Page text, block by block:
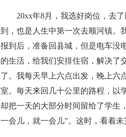
20xx年8月，我选好岗位，去
到，也是人生中第一次去顺河镇。
报到后，准备回县城，但是电车没
的生活，给我们安排住宿，解决了
了。我每天早上六点出发，晚上六
室。每天来回几十公里的路程，以
却把一天的大部分时间留给了学生
一会儿，就一会儿”。这时，看着